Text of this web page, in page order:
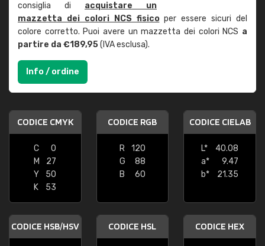
consiglia di acquistare un
mazzetta dei colori NCS fisicoper essere sicuri del
colore corretto. Puoi avere un mazzetta dei colori NCS a
partire da €189,95(IVA esclusa).
Info / ordine
CODICE CMYK
C
0
M
27
Y
50
K
53
CODICE RGB
R
120
G
88
B
60
CODICE CIELAB
L*
40.08
a*
9.47
b*
21.35
CODICE HSB/HSV CODICE HSL CODICE HEX